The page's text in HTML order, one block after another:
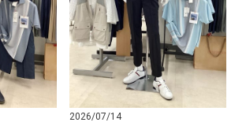
2026/07/14